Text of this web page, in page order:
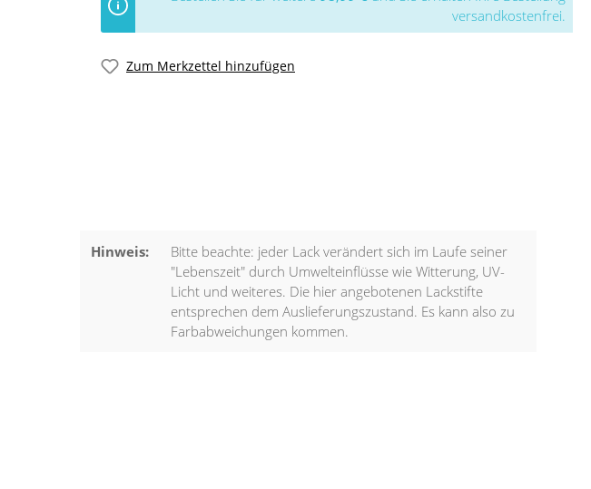
versandkostenfrei.
Zum Merkzettel hinzufügen
Hinweis:
Bitte beachte: jeder Lack verändert sich im Laufe seiner
"Lebenszeit" durch Umwelteinflüsse wie Witterung, UV-
Licht und weiteres. Die hier angebotenen Lackstifte
entsprechen dem Auslieferungszustand. Es kann also zu
Farbabweichungen kommen.